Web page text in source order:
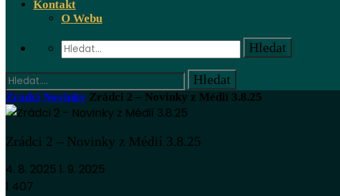
Kontakt
O Webu
Zrádci Novinky Zrádci 2 – Novinky z Médií 3.8.25
Zrádci 2 – Novinky z Médií 3.8.25
4. 8. 2025 1. 9. 2025
1 407